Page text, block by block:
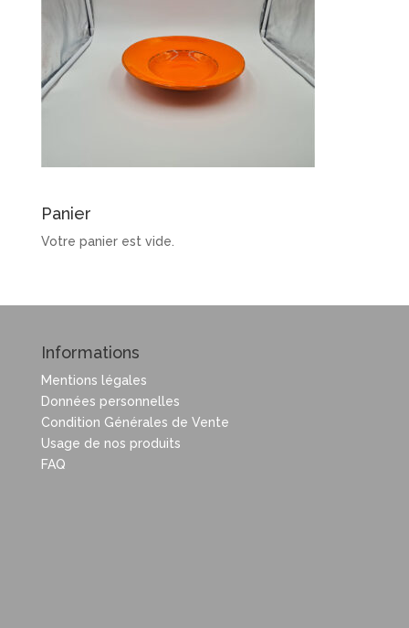
Panier
Votre panier est vide.
Informations
Mentions légales
Données personnelles
Condition Générales de Vente
Usage de nos produits
FAQ